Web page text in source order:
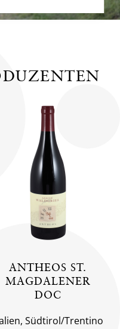
ANTHEOS ST.
MAGDALENER
DOC
Südtirol/Trentino